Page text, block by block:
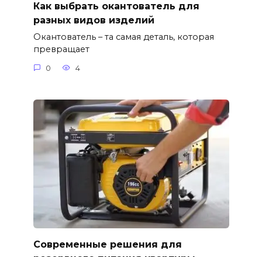
Как выбрать окантователь для
разных видов изделий
Окантователь – та самая деталь, которая
превращает
0 4
Современные решения для